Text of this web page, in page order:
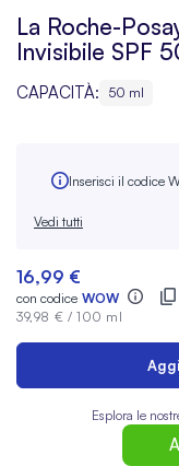
La Roche-
Invisibile SPF
CAPACITÀ: 50 ml
Inserisci il codice
Vedi tutti
16,99 €
con codice WOW
39,98 € /100 ml
Esplora le